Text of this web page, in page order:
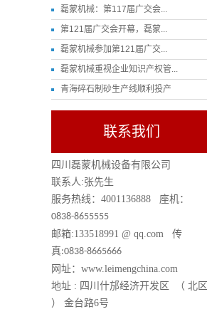
磊蒙机械：第117届广交会...
第121届广交会开幕，磊蒙...
磊蒙机械参加第121届广交...
磊蒙机械重视企业知识产权管...
青海碎石制砂生产线顺利投产
联系我们
四川磊蒙机械设备有限公司
联系人:张先生
服务热线： 4001136888 座机：
0838-8655555
邮箱:133518991 @ qq.com 传
真:0838-8665666
网址： www.leimengchina.com
地址 : 四川什邡经济开发区 （ 北区
） 金台路6号